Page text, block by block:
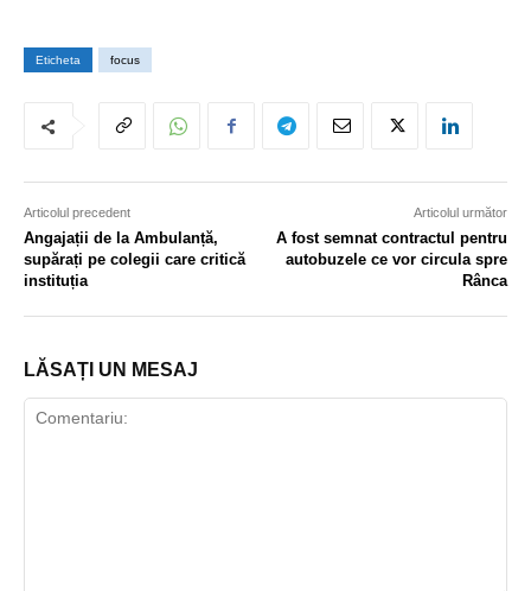
Eticheta focus
Articolul precedent
Angajații de la Ambulanță,
supărați pe colegii care critică
instituția
Articolul următor
A fost semnat contractul pentru
autobuzele ce vor circula spre
Rânca
LĂSAȚI UN MESAJ